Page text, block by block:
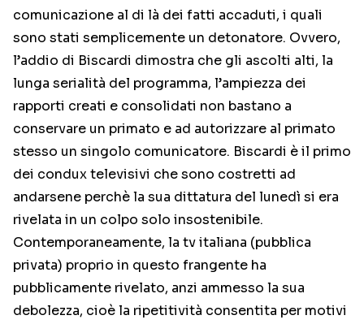
comunicazione al di là dei fatti accaduti, i quali
sono stati semplicemente un detonatore. Ovvero,
l’addio di Biscardi dimostra che gli ascolti alti, la
lunga serialità del programma, l’ampiezza dei
rapporti creati e consolidati non bastano a
conservare un primato e ad autorizzare al primato
stesso un singolo comunicatore. Biscardi è il primo
dei condux televisivi che sono costretti ad
andarsene perchè la sua dittatura del lunedì si era
rivelata in un colpo solo insostenibile.
Contemporaneamente, la tv italiana (pubblica
privata) proprio in questo frangente ha
pubblicamente rivelato, anzi ammesso la sua
debolezza, cioè la ripetitività consentita per motivi